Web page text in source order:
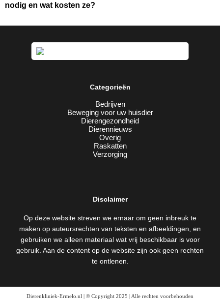
nodig en wat kosten ze?
Categorieën
Bedrijven
Beweging voor uw huisdier
Dierengezondheid
Dierennieuws
Overig
Raskatten
Verzorging
Disclaimer
Op deze website streven we ernaar om geen inbreuk te
maken op auteursrechten van teksten en afbeeldingen, en
gebruiken we alleen materiaal wat vrij beschikbaar is voor
gebruik. Aan de content op de website zijn ook geen rechten
te ontlenen.
Dierenkliniek-Ermelo.nl | © Copyright 2025 | Alle rechten voorbehouden